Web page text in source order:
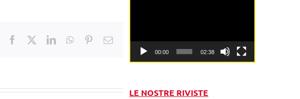
Facebook LinkedInWhatsApp
PinterestEmail
00:00 02:38
LE NOSTRE RIVISTE